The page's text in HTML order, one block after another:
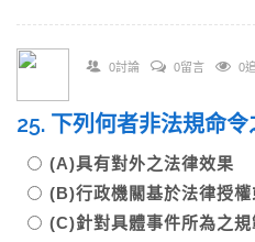
0討論 0留言 0
25. 下列何者非法規命
(A)具有對外之法律效果
(B)行政機關基於法律授
(C)針對具體事件所為之